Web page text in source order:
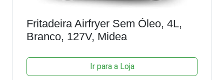
Fritadeira Airfryer Sem Óleo, 4L,
Branco, 127V, Midea
Ir para a Loja